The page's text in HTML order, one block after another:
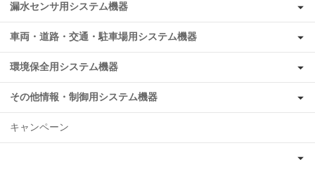
漏水センサ用システム機器
車両・道路・交通・駐車場用システム機器
環境保全用システム機器
その他情報・制御用システム機器
キャンペーン